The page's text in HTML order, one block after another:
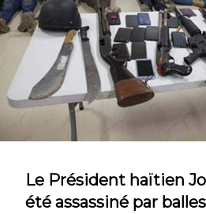
Le Président haïtien
été assassiné par